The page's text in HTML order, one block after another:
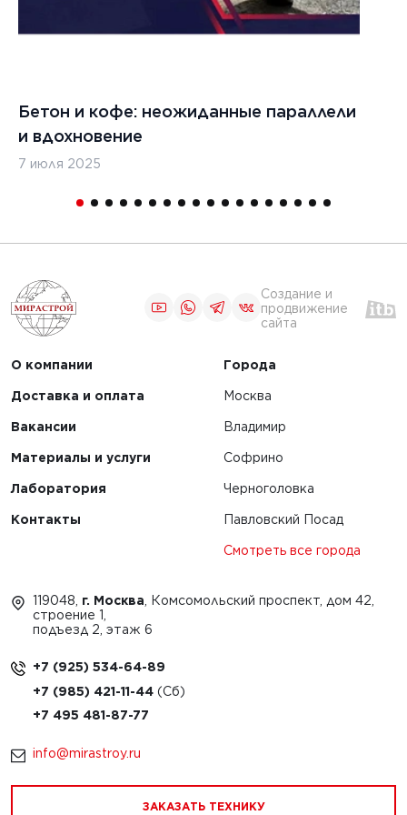
Бетон и кофе: неожиданные параллели
и вдохновение
7 июля 2025
Создание и
продвижение
сайта
О компании
Доставка и оплата
Вакансии
Материалы и услуги
Лаборатория
Контакты
Города
Москва
Владимир
Софрино
Черноголовка
Павловский Посад
Смотреть все города
119048, г. Москва , Комсомольский проспект, дом 42,
строение 1,
подъезд 2, этаж 6
+7 (925) 534-64-89
+7 (985) 421-11-44
+7 495 481-87-77
info@mirastroy.ru
ЗАКАЗАТЬ ТЕХНИКУ